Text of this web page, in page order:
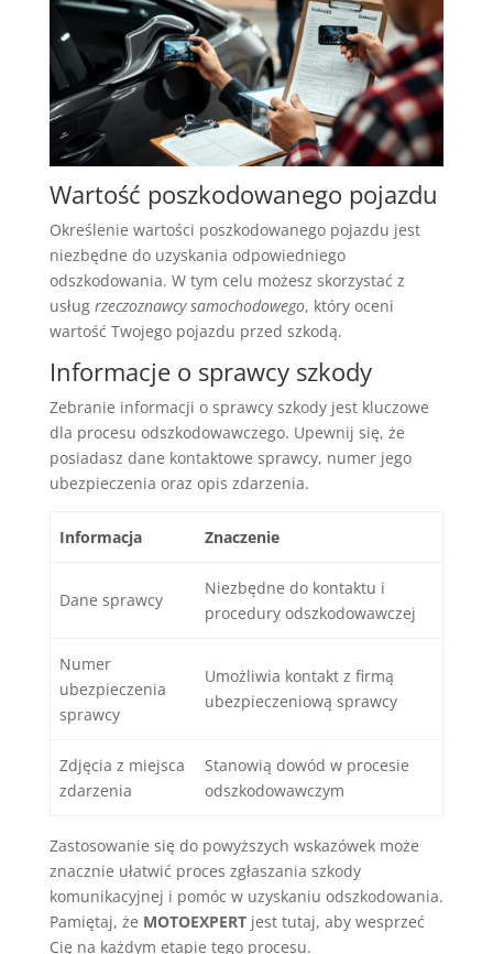
Wartość poszkodowanego pojazdu
Określenie wartości poszkodowanego pojazdu jest
niezbędne do uzyskania odpowiedniego
odszkodowania. W tym celu możesz skorzystać z
usług rzeczoznawcy samochodowego, który oceni
wartość Twojego pojazdu przed szkodą.
Informacje o sprawcy szkody
Zebranie informacji o sprawcy szkody jest kluczowe
dla procesu odszkodowawczego. Upewnij się, że
posiadasz dane kontaktowe sprawcy, numer jego
ubezpieczenia oraz opis zdarzenia.
Informacja Znaczenie
Dane sprawcy
Niezbędne do kontaktu i
procedury odszkodowawczej
Numer
ubezpieczenia
sprawcy
Umożliwia kontakt z firmą
ubezpieczeniową sprawcy
Zdjęcia z miejsca
zdarzenia
Stanowią dowód w procesie
odszkodowawczym
Zastosowanie się do powyższych wskazówek może
znacznie ułatwić proces zgłaszania szkody
komunikacyjnej i pomóc w uzyskaniu odszkodowania.
Pamiętaj, że MOTOEXPERTjest tutaj, aby wesprzeć
Cię na każdym etapie tego procesu.